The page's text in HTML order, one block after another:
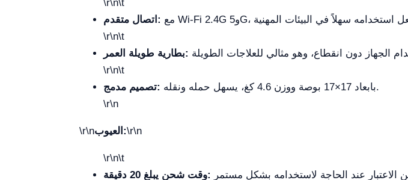
\r\n\t
اتصال متقدم:
\r\n\t
بطارية طويلة العمر:
\r\n\t
تصميم مدمج:
بابعاد 17×17 بوصة ووزن 4.6 كغ، يسهل حمله ونقله.
\r\n
\r\n العيوب:\r\n
\r\n\t
وقت شحن يبلغ 20 دقيقة: